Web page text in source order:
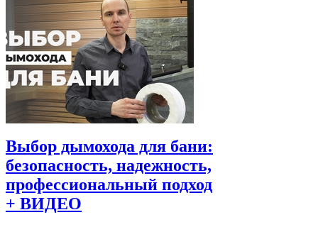
Выбор дымохода для бани:
безопасность, надежность,
профессиональный подход
+ ВИДЕО